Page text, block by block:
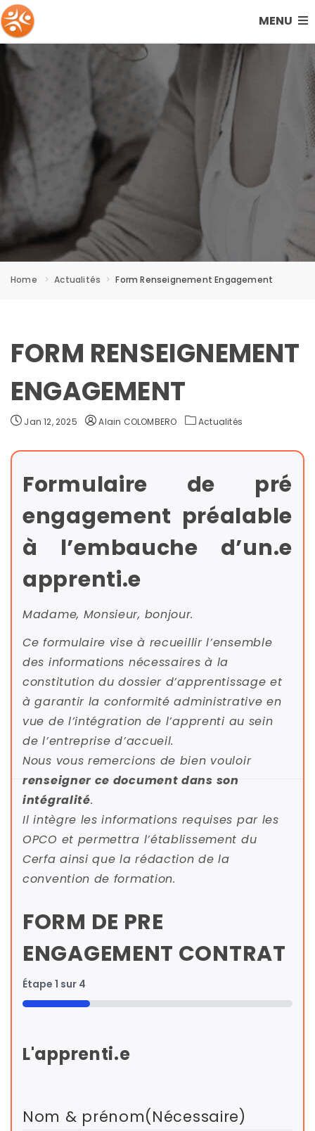
MENU
Home Actualités Form Renseignement Engagement
FORM RENSEIGNEMENT
ENGAGEMENT
Jan 12, 2025 Alain COLOMBERO Actualités
Formulaire de pré
engagement préalable
à l’embauche d’un.e
apprenti.e
Madame, Monsieur, bonjour.
Ce formulaire vise à recueillir l’ensemble
des informations nécessaires à la
constitution du dossier d’apprentissage et
à garantir la conformité administrative en
vue de l’intégration de l’apprenti au sein
de l’entreprise d’accueil.
Nous vous remercions de bien vouloir
renseigner ce document dans son
intégralité.
Il intègre les informations requises par les
OPCO et permettra l’établissement du
Cerfa ainsi que la rédaction de la
convention de formation.
FORM DE PRE
ENGAGEMENT CONTRAT
Étape 1 sur 4
25%
L'apprenti.e
Nom & prénom(Nécessaire)